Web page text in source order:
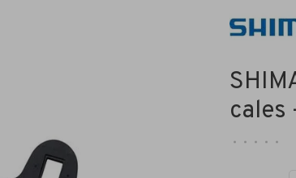
cales
• • • • •